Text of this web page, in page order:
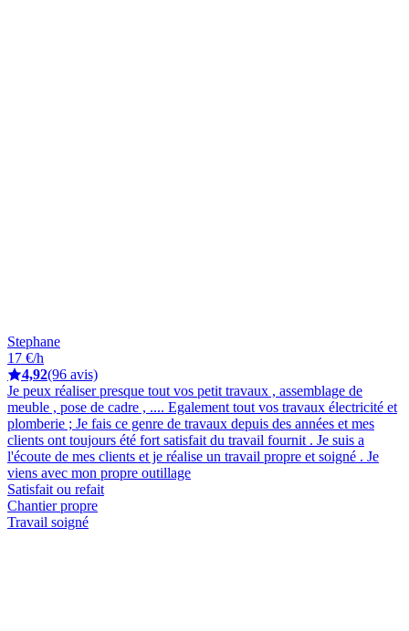
Stephane
17 €/h
4,92(96 avis)
Je peux réaliser presque tout vos petit travaux , assemblage de
meuble , pose de cadre , .... Egalement tout vos travaux électricité et
plomberie ; Je fais ce genre de travaux depuis des années et mes
clients ont toujours été fort satisfait du travail fournit . Je suis a
l'écoute de mes clients et je réalise un travail propre et soigné . Je
viens avec mon propre outillage
Satisfait ou refait
Chantier propre
Travail soigné